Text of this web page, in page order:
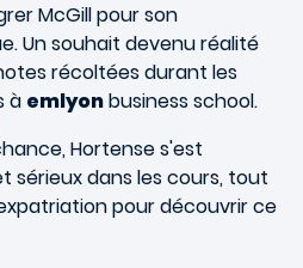
McGill pour son
Un souhait devenu réalité
récoltées durant les
à emlyonbusiness school.
Hortense s'est
sérieux dans les cours, tout
pour découvrir ce